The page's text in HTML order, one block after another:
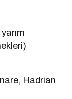
Hadrian